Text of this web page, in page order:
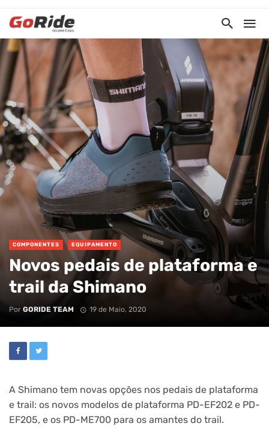
COMPONENTES EQUIPAMENTO
Novos pedais de plataforma e
trail da Shimano
Por GORIDE TEAM 19 de Maio, 2020
A Shimano tem novas opções nos pedais de plataforma
e trail: os novos modelos de plataforma PD-EF202 e PD-
EF205, e os PD-ME700 para os amantes do trail.